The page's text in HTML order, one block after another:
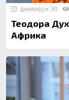
Теодора
Африка
декември 30